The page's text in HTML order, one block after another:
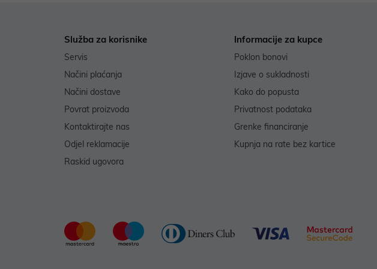
Služba za korisnike
Servis
Načini plaćanja
Načini dostave
Povrat proizvoda
Kontaktirajte nas
Odjel reklamacije
Raskid ugovora
Informacije za kupce
Poklon bonovi
Izjave o sukladnosti
Kako do popusta
Privatnost podataka
Grenke financiranje
Kupnja na rate bez kartice